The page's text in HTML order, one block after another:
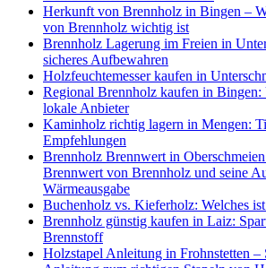
Herkunft von Brennholz in Bingen –
von Brennholz wichtig ist
Brennholz Lagerung im Freien in
sicheres Aufbewahren
Holzfeuchtemesser kaufen in
Regional Brennholz kaufen in Bingen:
lokale Anbieter
Kaminholz richtig lagern in Mengen:
Empfehlungen
Brennholz Brennwert in
Brennwert von Brennholz und seine
Wärmeausgabe
Buchenholz vs. Kieferholz: Welches ist
Brennholz günstig kaufen in Laiz:
Brennstoff
Holzstapel Anleitung in Frohnstetten